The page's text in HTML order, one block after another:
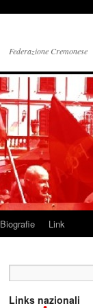
Federazione Cremonese
Biografie Link
Links nazionali